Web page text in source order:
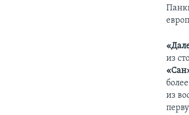
из
из